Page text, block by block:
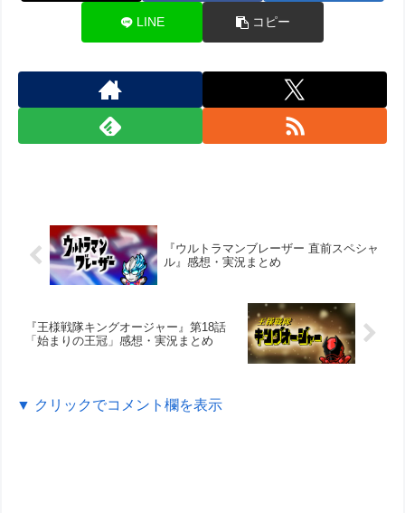
LINE コピー
『ウルトラマンブレーザー 直前スペシャ
ル』感想・実況まとめ
『王様戦隊キングオージャー』第18話
「始まりの王冠」感想・実況まとめ
▼ クリックでコメント欄を表示